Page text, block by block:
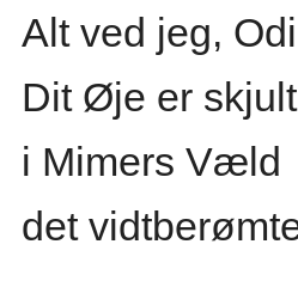
Alt ved jeg,
Dit Øje er skjult
i Mimers Væld
det